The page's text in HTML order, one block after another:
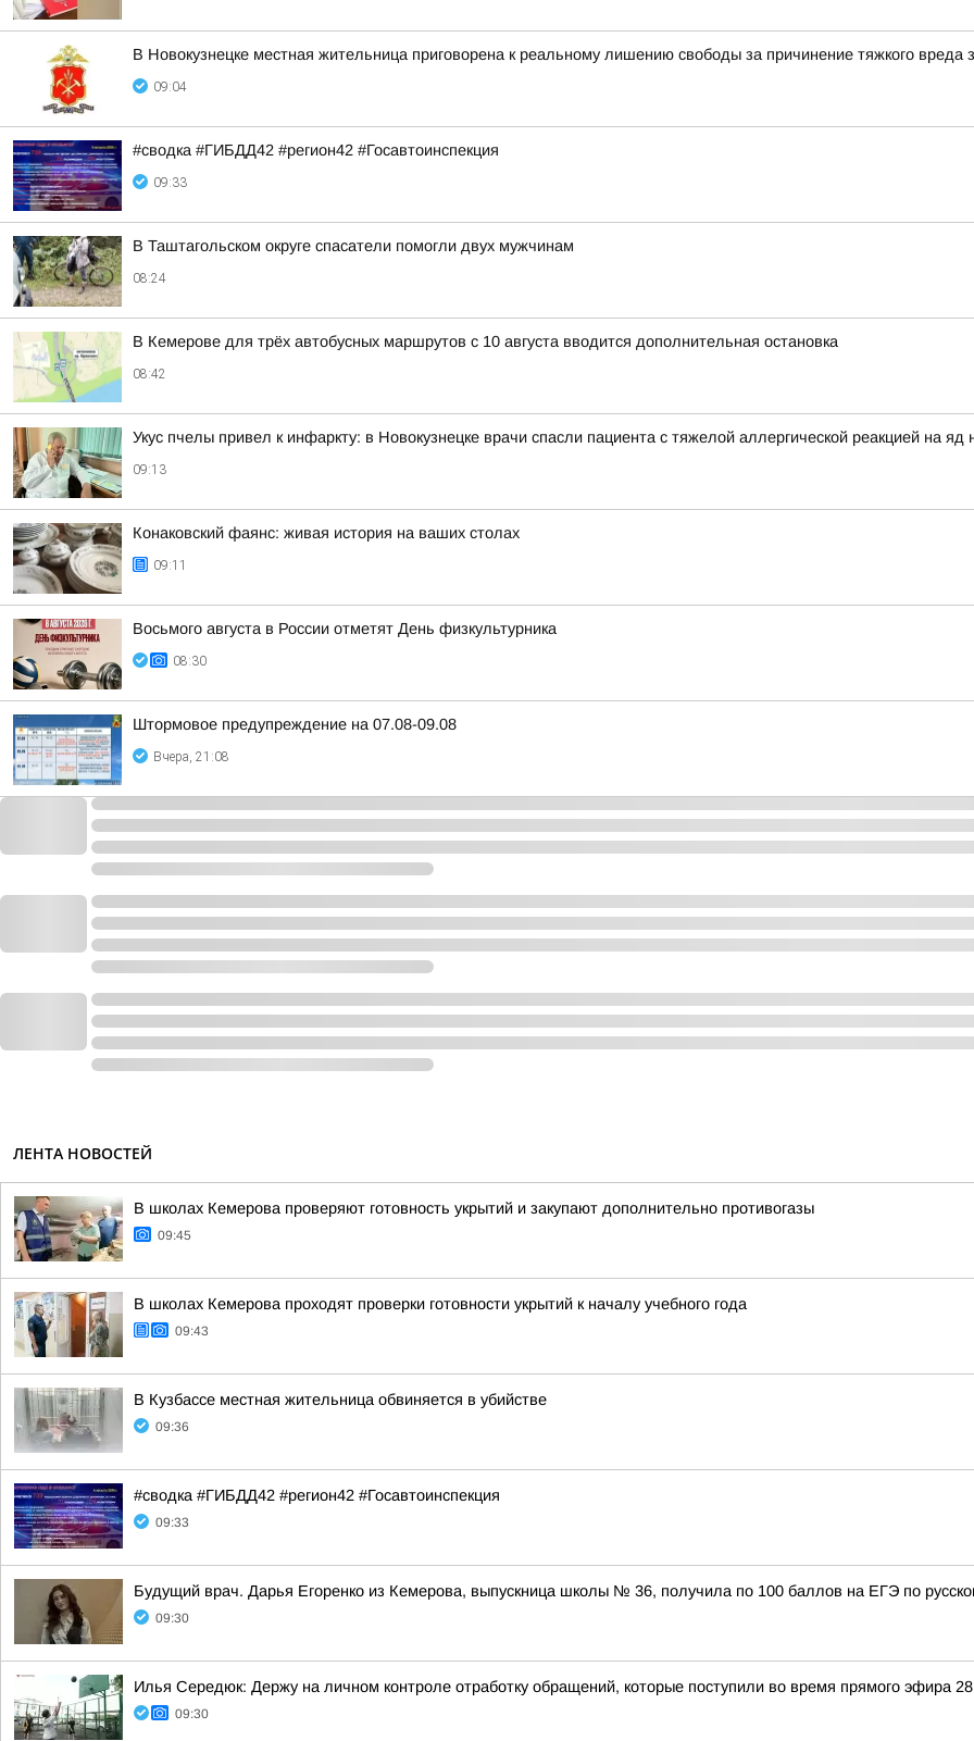
В Новокузнецке местная жительница приговорена к реальному лишению свободы за причинение тяжкого вреда
09:04
#сводка #ГИБДД42 #регион42 #Госавтоинспекция
09:33
В Таштагольском округе спасатели помогли двух мужчинам
08:24
В Кемерове для трёх автобусных маршрутов с 10 августа вводится дополнительная остановка
08:42
Укус пчелы привел к инфаркту: в Новокузнецке врачи спасли пациента с тяжелой аллергической реакцией на яд
09:13
Конаковский фаянс: живая история на ваших столах
09:11
Восьмого августа в России отметят День физкультурника
08:30
Штормовое предупреждение на 07.08-09.08
Вчера, 21:08
ЛЕНТА НОВОСТЕЙ
В школах Кемерова проверяют готовность укрытий и закупают дополнительно противогазы
09:45
В школах Кемерова проходят проверки готовности укрытий к началу учебного года
09:43
В Кузбассе местная жительница обвиняется в убийстве
09:36
#сводка #ГИБДД42 #регион42 #Госавтоинспекция
09:33
Будущий врач. Дарья Егоренко из Кемерова, выпускница школы № 36, получила по 100 баллов на ЕГЭ по
09:30
Илья Середюк: Держу на личном контроле отработку обращений, которые поступили во время прямого эфира
09:30